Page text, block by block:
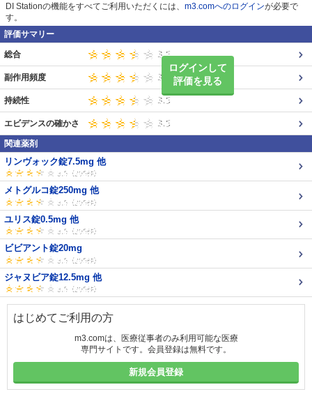
DI Stationの機能をすべてご利用いただくには、 m3.comへのログインが必要で
す。
評価サマリー
ログインして
評価を見る
総合
副作用頻度
持続性
エビデンスの確かさ
関連薬剤
リンヴォック錠7.5mg 他
メトグルコ錠250mg 他
ユリス錠0.5mg 他
ビビアント錠20mg
ジャヌビア錠12.5mg 他
はじめてご利用の方
m3.comは、医療従事者のみ利用可能な医療
専門サイトです。会員登録は無料です。
新規会員登録